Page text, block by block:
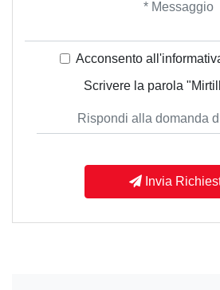
Acconsento
Scrivere la parola
Invia